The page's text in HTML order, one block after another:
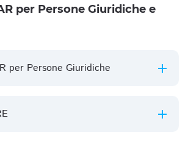
per Persone Giuridiche e
per Persone Giuridiche